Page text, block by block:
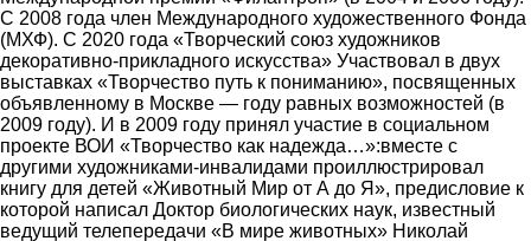
С 2008 года член Международного художественного Фонда
(МХФ). С 2020 года «Творческий союз художников
декоративно-прикладного искусства» Участвовал в двух
выставках «Творчество путь к пониманию», посвященных
объявленному в Москве ― году равных возможностей (в
2009 году). И в 2009 году принял участие в социальном
проекте ВОИ «Творчество как надежда…»:вместе с
другими художниками-инвалидами проиллюстрировал
книгу для детей «Животный Мир от А до Я», предисловие к
которой написал Доктор биологических наук, известный
ведущий телепередачи «В мире животных» Николай